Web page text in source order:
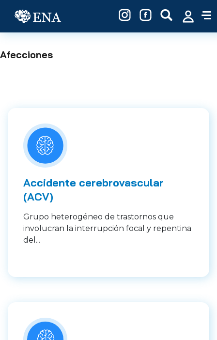
Afecciones
Accidente cerebrovascular
(ACV)
Grupo heterogéneo de trastornos que
involucran la interrupción focal y repentina
del...